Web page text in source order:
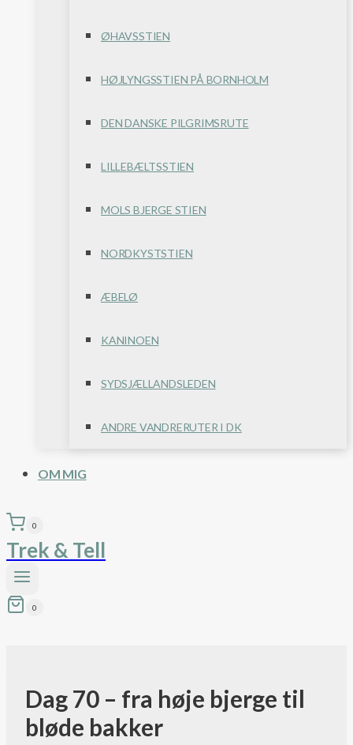
ØHAVSSTIEN
HØJLYNGSSTIEN PÅ BORNHOLM
DEN DANSKE PILGRIMSRUTE
LILLEBÆLTSSTIEN
MOLS BJERGE STIEN
NORDKYSTSTIEN
ÆBELØ
KANINOEN
SYDSJÆLLANDSLEDEN
ANDRE VANDRERUTER I DK
OM MIG
0
Trek & Tell
0
Pacific
Crest
Trail
Dag 70 – fra høje bjerge til
bløde bakker